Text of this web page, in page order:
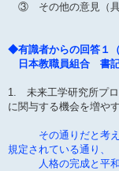
③ その他の意見（具
◆有識者からの回答１（
日本教職員組合 書
1. 未来工学研究所プロ
に関与する機会を増や
その通りだと考
規定されている通り、
人格の完成と平和で